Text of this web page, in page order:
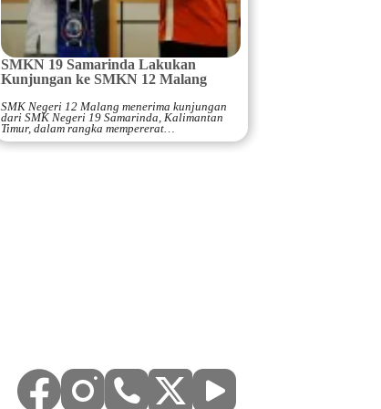
SMKN 19 Samarinda Lakukan
Kunjungan ke SMKN 12 Malang
SMK Negeri 12 Malang menerima kunjungan
dari SMK Negeri 19 Samarinda, Kalimantan
Timur, dalam rangka mempererat…